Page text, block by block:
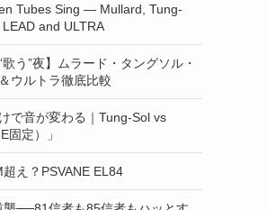
Tubes Sing — Mullard, Tung-
and ULTRA
歌う”夜】ムラード・タングソル・
ウルトラ徹底比較
けで音が変わる｜Tung-Sol vs
固定）」
え？PSVANE EL84